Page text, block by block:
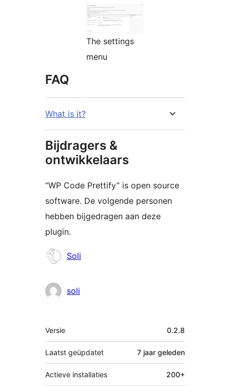
The settings
menu
FAQ
What is it?
Bijdragers &
ontwikkelaars
“WP Code Prettify” is open source
software. De volgende personen
hebben bijgedragen aan deze
plugin.
Bijdragers
Soli
soli
Meta
Versie 0.2.8
Laatst geüpdatet 7 jaar geleden
Actieve installaties 200+